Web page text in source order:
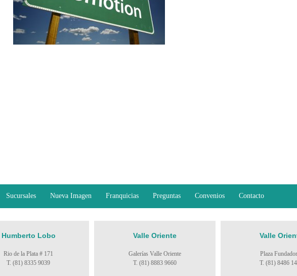
Sucursales Nueva Imagen Franquicias Preguntas Convenios Contacto
Humberto Lobo
Rio de la Plata # 171
T. (81) 8335 9039
Valle Oriente
Galerías Valle Oriente
T. (81) 8883 9660
Valle
Plaza
T. (81) 8486